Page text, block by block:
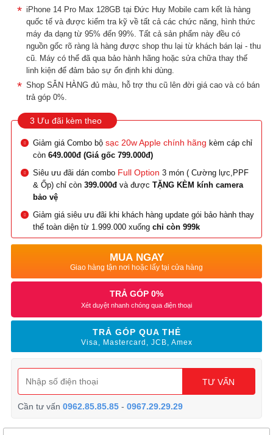
iPhone 14 Pro Max 128GB tại Đức Huy Mobile cam kết là hàng
quốc tế và được kiểm tra kỹ về tất cả các chức năng, hình thức
máy đa dạng từ 95% đến 99%. Tất cả sản phẩm này đều có
nguồn gốc rõ ràng là hàng được shop thu lại từ khách bán lại - thu
cũ. Máy có thể đã qua bảo hành hãng hoặc sửa chữa thay thế
linh kiện để đảm bảo sự ổn định khi dùng.
Shop SẴN HÀNG đủ màu, hỗ trợ thu cũ lên đời giá cao và có bán
trả góp 0%.
3 Ưu đãi kèm theo
Giảm giá Combo bộsạc 20w Apple chính hãng kèm cáp chỉ
còn649.000đ (Giá gốc 799.000đ)
Siêu ưu đãi dán combo Full Option3 món ( Cường lực,PPF
& Ốp) chỉ còn399.000đvà đượcTẶNG KÈM kính camera
bảo vệ
Giảm giá siêu ưu đãi khi khách hàng update gói bảo hành thay
thế toàn diện từ 1.999.000 xuốngchỉ còn 999k
MUA NGAY
Giao hàng tận nơi hoặc lấy tại cửa hàng
TRẢ GÓP 0%
Xét duyệt nhanh chóng qua điện thoại
TRẢ GÓP QUA THẺ
Visa, Mastercard, JCB, Amex
TƯ VẤN
Cần tư vấn0962.85.85.85 -0967.29.29.29